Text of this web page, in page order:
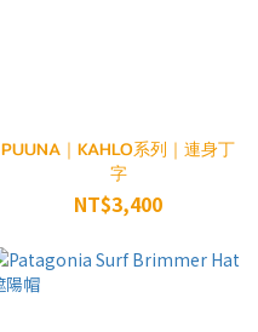
PUUNA｜KAHLO系列｜連身丁
字
NT$3,400